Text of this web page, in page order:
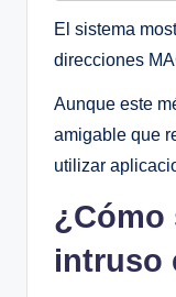
El sistema
direcciones
Aunque este
amigable que
utilizar
¿Cómo
intruso